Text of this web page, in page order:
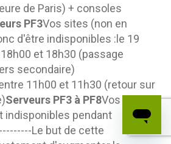
de Paris) + consoles
PF3Vos sites (non en
d'être indisponibles :le 19
et 18h30 (passage
secondaire)
11h00 et 11h30 (retour sur
Serveurs PF3 à PF8Vos accès
indisponibles pendant
Le but de cette